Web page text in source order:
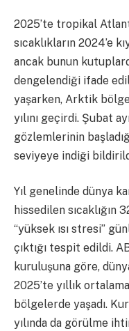
2025’te tropikal
sıcaklıkların 2024’e
ancak bunun
dengelendiği ifade
yaşarken, Arktik
yılını geçirdi. Şubat
gözlemlerinin
seviyeye indiği
Yıl genelinde dünya
hissedilen sıcaklığın
“yüksek ısı stresi”
çıktığı tespit edildi.
kuruluşuna göre,
2025’te yıllık
bölgelerde yaşadı.
yılında da görülme